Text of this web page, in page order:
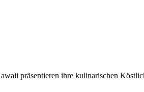
präsentieren ihre kulinarischen